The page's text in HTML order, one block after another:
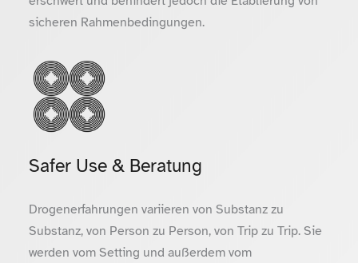
sicheren Rahmenbedingungen.
Safer Use & Beratung
Drogenerfahrungen variieren von Substanz zu
Substanz, von Person zu Person, von Trip zu Trip. Sie
werden vom Setting und außerdem vom